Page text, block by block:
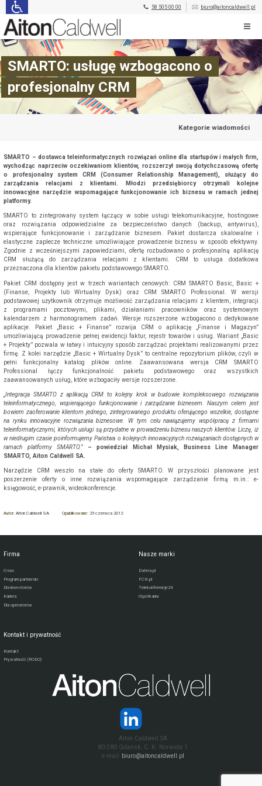
58 505 00 00 biuro@aitoncaldwell.pl
SMARTO: usługę wzbogacono o
profesjonalny CRM
Kategorie wiadomości
SMARTO – dostawca teleinformatycznych rozwiązań online dla startupów i małych firm,
wychodząc naprzeciw oczekiwaniom klientów, rozszerzył swoją dotychczasową ofertę
o profesjonalny system CRM (Consumer Relationship Management), służący do
zarządzania relacjami z klientami. Młodzi przedsiębiorcy otrzymali kolejne
innowacyjne narzędzie wspomagające funkcjonowanie ich biznesu w ramach jednej
platformy.
SMARTO to zintegrowany system łączący w sobie usługi telekomunikacyjne, hostingowe
oraz rozwiązania odpowiedzialne za bezpieczeństwo danych (backup, antywirus),
wspierające funkcjonowanie i zarządzanie biznesem. Pakiet dostarcza skalowalne i
elastyczne zaplecze techniczne umożliwiające prowadzenie biznesu w sposób efektywny.
Zgodnie z wcześniejszymi zapowiedziami, ofertę rozbudowano o profesjonalną aplikację
CRM służącą do zarządzania relacjami z klientami. CRM to usługa dodatkowa
przeznaczona dla klientów pakietu podstawowego SMARTO.
Pakiet CRM dostępny jest w trzech wariantach cenowych: CRM SMARTO Basic, Basic +
(Finanse, Projekty lub Wirtualny Dysk) oraz CRM SMARTO Professional. W wersji
podstawowej użytkownik otrzymuje możliwość zarządzania relacjami z klientem, integracji
z programami pocztowymi, plikami, działaniami pracowników oraz systemowym
kalendarzem z harmonogramem zadań. Wersje rozszerzone wzbogacono o dedykowane
aplikacje. Pakiet „Basic + Finanse” rozwija CRM o aplikację „Finanse i Magazyn”
umożliwiającą prowadzenie pełnej ewidencji faktur, rejestr towarów i usług. Wariant „Basic
+ Projekty” pozwala w łatwy i intuicyjny sposób zarządzać projektami realizowanymi przez
firmę. Z kolei narzędzie „Basic + Wirtualny Dysk” to centralne repozytorium plików, czyli w
pełni funkcjonalny katalog plików online. Zaawansowana wersja CRM SMARTO
Professional łączy funkcjonalność pakietu podstawowego oraz wszystkich
zaawansowanych usług, które wzbogaciły wersje rozszerzone.
„Integracja SMARTO z aplikacją CRM to kolejny krok w budowie kompleksowego rozwiązania
teleinformatycznego, wspierającego funkcjonowanie i zarządzanie biznesem. Naszym celem jest
bowiem zaoferowanie klientom jednego, zintegrowanego produktu oferującego wszelkie, dostępne
na rynku innowacyjne rozwiązania biznesowe. W tym celu nawiązujemy współpracę z firmami
teleinformatycznymi, których usługi są przydatne w prowadzeniu biznesu naszych klientów. Liczę, iż
w niedługim czasie poinformujemy Państwa o kolejnych innowacyjnych rozwiązaniach dostępnych w
ramach platformy SMARTO.”– powiedział Michał Mysiak, Business Line Manager
SMARTO, Aiton Caldwell SA.
Narzędzie CRM weszło na stałe do oferty SMARTO. W przyszłości planowane jest
poszerzenie oferty o inne rozwiązania wspomagające zarządzanie firmą m.in.: e-
księgowość, e-prawnik, wideokonferencje.
Autor:Aiton Caldwell SA Opublikowane: 29 czerwca 2012
Firma
O nas
Program partnerski
Dla inwestorów
Kariera
Dla operatorów
Nasze marki
Datera.pl
FCN.pl
Telekonferencje24
iSpotkania
Kontakt i prywatność
Kontakt
Prywatność (RODO)
Aiton Caldwell SA
80-280 Gdańsk, C. K. Norwida 1
e-mail: biuro@aitoncaldwell.pl